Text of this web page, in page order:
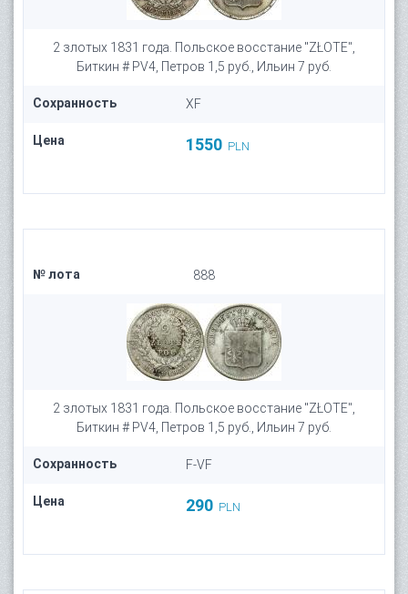
2 злотых 1831 года. Польское восстание "ZŁOTE",
Биткин # PV4, Петров 1,5 руб., Ильин 7 руб.
Сохранность XF
Цена 1550 PLN
№ лота 888
2 злотых 1831 года. Польское восстание "ZŁOTE",
Биткин # PV4, Петров 1,5 руб., Ильин 7 руб.
Сохранность F-VF
Цена 290 PLN